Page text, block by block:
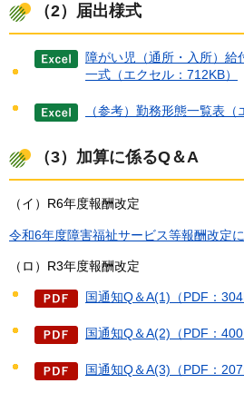
（2）届出様式
障がい児（通所・入所）給
一式（エクセル：712KB）
（参考）勤務形態一覧表（
（3）加算に係るQ＆A
（イ）R6年度報酬改定
令和6年度障害福祉サービス等報酬改定
（ロ）R3年度報酬改定
国通知Q＆A(1)（PDF：
国通知Q＆A(2)（PDF：
国通知Q＆A(3)（PDF：